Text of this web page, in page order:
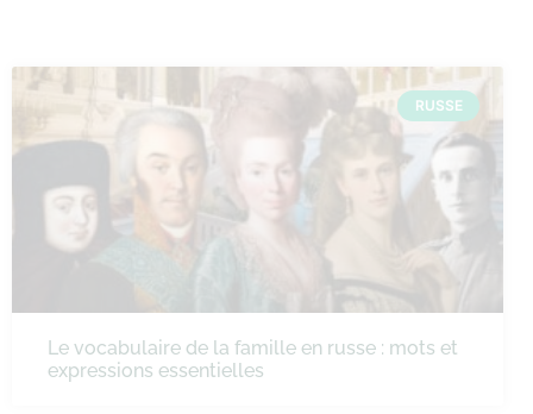
RUSSE
Le vocabulaire de la famille en russe : mots et
expressions essentielles